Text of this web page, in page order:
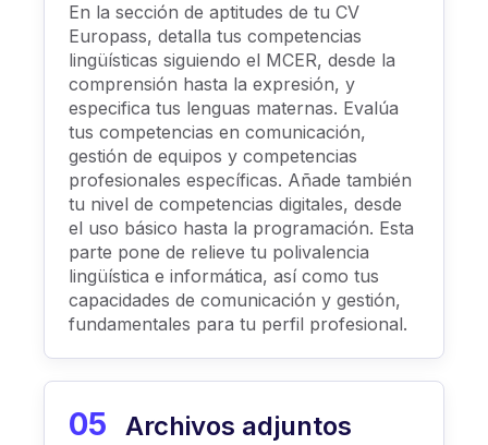
En la sección de aptitudes de tu CV
Europass, detalla tus competencias
lingüísticas siguiendo el MCER, desde la
comprensión hasta la expresión, y
especifica tus lenguas maternas. Evalúa
tus competencias en comunicación,
gestión de equipos y competencias
profesionales específicas. Añade también
tu nivel de competencias digitales, desde
el uso básico hasta la programación. Esta
parte pone de relieve tu polivalencia
lingüística e informática, así como tus
capacidades de comunicación y gestión,
fundamentales para tu perfil profesional.
05
Archivos adjuntos